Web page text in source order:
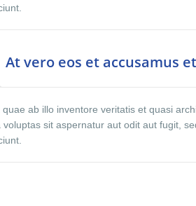
At vero eos et accusamus
quae ab illo inventore veritatis et quasi
voluptas sit aspernatur aut odit aut fugit,